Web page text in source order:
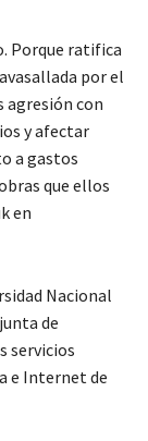
Porque ratifica
por el
agresión con
y afectar
a gastos
que ellos
en
Nacional
de
servicios
e Internet de